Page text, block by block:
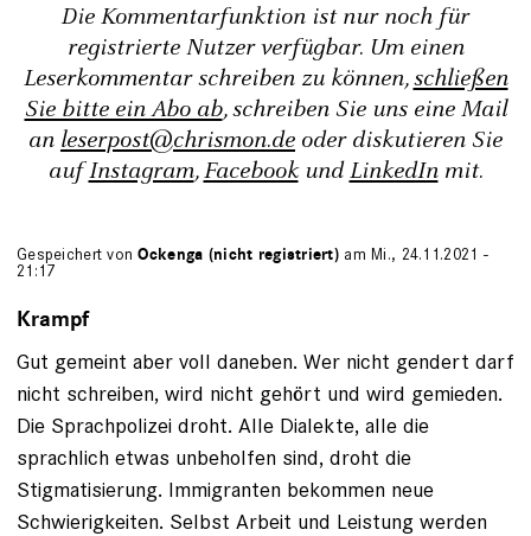
Die Kommentarfunktion ist nur noch für
registrierte Nutzer verfügbar. Um einen
Leserkommentar schreiben zu können,schließen
Sie bitte ein Abo ab, schreiben Sie uns eine Mail
an leserpost@chrismon.de oder diskutieren Sie
aufInstagram,FacebookundLinkedInmit.
Gespeichert vonOckenga (nicht registriert) am Mi., 24.11.2021 -
21:17
Krampf
Gut gemeint aber voll daneben. Wer nicht gendert darf
nicht schreiben, wird nicht gehört und wird gemieden.
Die Sprachpolizei droht. Alle Dialekte, alle die
sprachlich etwas unbeholfen sind, droht die
Stigmatisierung. Immigranten bekommen neue
Schwierigkeiten. Selbst Arbeit und Leistung werden